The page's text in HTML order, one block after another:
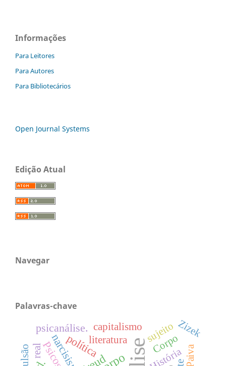
Informações
Para Leitores
Para Autores
Para Bibliotecários
Open Journal Systems
Edição Atual
Navegar
Palavras-chave
narcisismo
política
psicanálise.
Psicose literatura
História
real Corpo
pulsão
sujeito
capitalismo Zizek